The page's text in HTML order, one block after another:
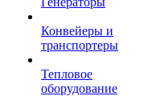
Конвейеры и
транспортеры
Тепловое
оборудование